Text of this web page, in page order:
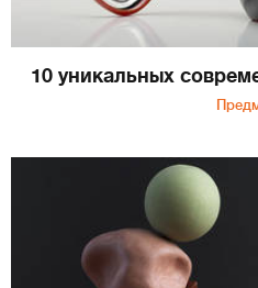
10 уникальных